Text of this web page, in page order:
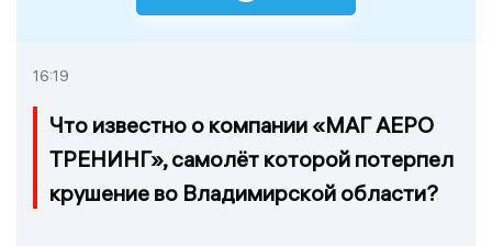
16:19
Что известно о компании «МАГ АЕРО
ТРЕНИНГ», самолёт которой потерпел
крушение во Владимирской области?